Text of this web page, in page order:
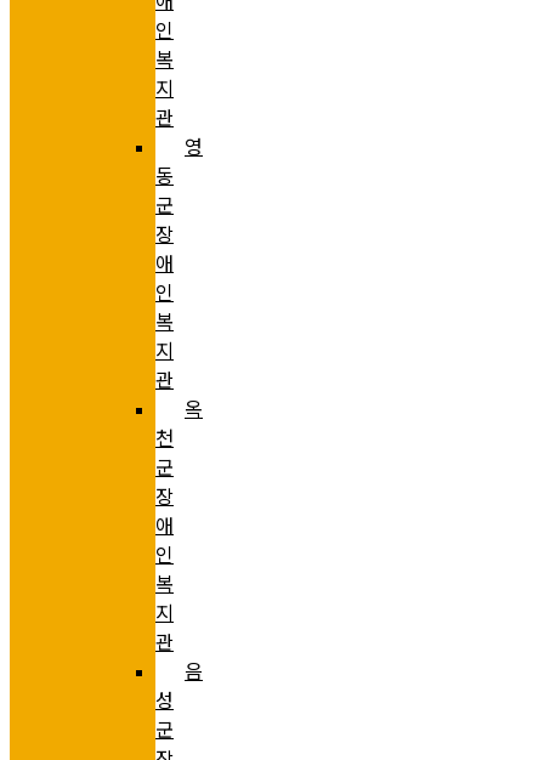
인
복
지
관
영
동
군
장
애
인
복
지
관
옥
천
군
장
애
인
복
지
관
음
성
군